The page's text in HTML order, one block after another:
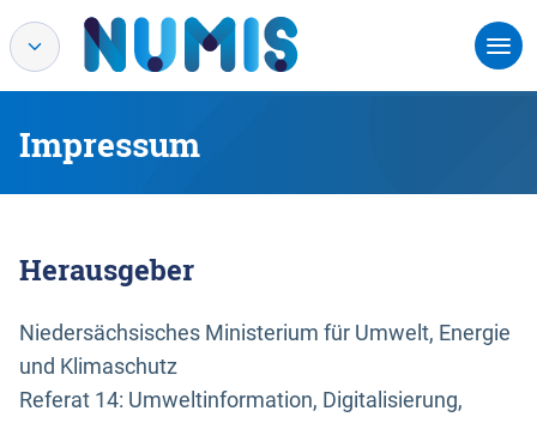
Impressum
Herausgeber
Niedersächsisches Ministerium für Umwelt, Energie
und Klimaschutz
Referat 14: Umweltinformation, Digitalisierung,